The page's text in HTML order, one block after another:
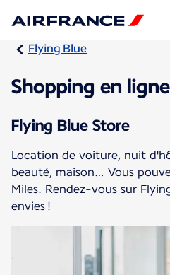
Flying Blue
Shopping en ligne
Flying Blue Store
Location de voiture, nuit
beauté, maison… Vous
Miles. Rendez-vous sur
envies !